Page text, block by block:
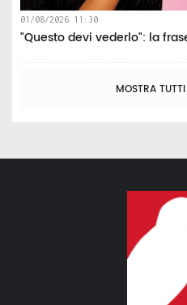
01/08/2026 11:30
"Questo devi vederlo": la
MOSTRA